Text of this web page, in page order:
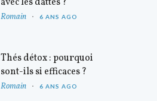
Romain 6 ANS AGO
Thés détox : pourquoi
sont-ils si efficaces ?
Romain 6 ANS AGO